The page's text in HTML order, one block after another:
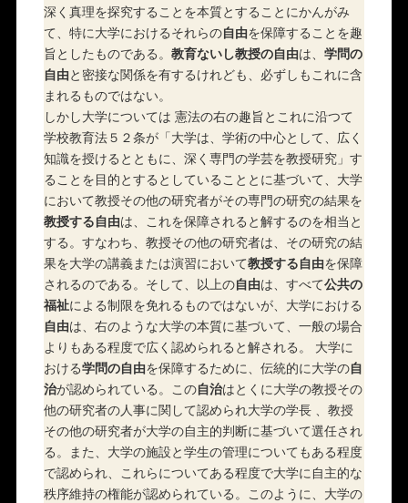
深く真理を探究することを本質とすることにかんがみ
て、特に大学におけるそれらの自由を保障することを趣
旨としたものである。 教育ないし教授の自由は、 学問の
自由と密接な関係を有するけれども、必ずしもこれに含
まれるものではない。
しかし大学については 憲法の右の趣旨とこれに沿つて
学校教育法５２条が「大学は、学術の中心として、広く
知識を授けるとともに、深く専門の学芸を教授研究」す
ることを目的とするとしていることとに基づいて、大学
において教授その他の研究者がその専門の研究の結果を
教授する自由は、これを保障されると解するのを相当と
する。すなわち、教授その他の研究者は、その研究の結
果を大学の講義または演習において教授する自由を保障
されるのである。そして、以上の自由は、すべて公共の
福祉による制限を免れるものではないが、大学における
自由は、右のような大学の本質に基づいて、一般の場合
よりもある程度で広く認められると解される。 大学に
おける学問の自由を保障するために、伝統的に大学の自
治が認められている。この自治はとくに大学の教授その
他の研究者の人事に関して認められ大学の学長 、教授
その他の研究者が大学の自主的判断に基づいて選任され
る。また、大学の施設と学生の管理についてもある程度
で認められ、これらについてある程度で大学に自主的な
秩序維持の権能が認められている。このように、大学の